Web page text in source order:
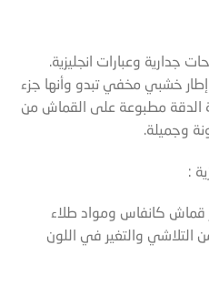
جدارية وعبارات انجليزية.
خشبي مخفي تبدو وأنها جزء
الدقة مطبوعة على القماش من
وجميلة.
:
قماش كانفاس ومواد طلاء
التلاشي والتغير في اللون